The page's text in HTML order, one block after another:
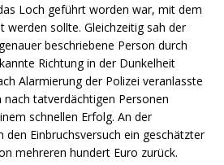
Loch geführt worden war, mit dem
werden sollte. Gleichzeitig sah der
beschriebene Person durch
Richtung in der Dunkelheit
Alarmierung der Polizei veranlasste
tatverdächtigen Personen
schnellen Erfolg. An der
den Einbruchsversuch ein geschätzter
mehreren hundert Euro zurück.